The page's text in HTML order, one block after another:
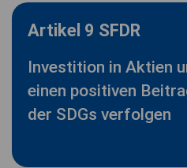
Artikel 9 SFDR
Investition in Aktien
einen positiven
der SDGs verfolgen